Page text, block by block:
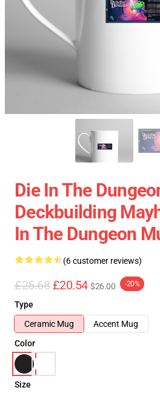
Die In The
Deckbuilding
In The Dungeon
(6 customer reviews)
£25.68 £20.54 $26.00 -20%
Type
Ceramic Mug
Accent Mug
Color
Size